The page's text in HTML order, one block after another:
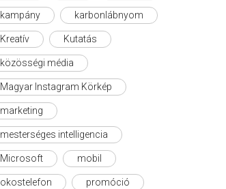
kampány karbonlábnyom
Kreatív Kutatás
közösségi média
Magyar Instagram Körkép
marketing
mesterséges intelligencia
Microsoft mobil
okostelefon promóció